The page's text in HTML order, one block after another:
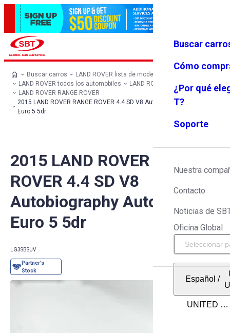
Favoritos Menú
Buscar
Cómo
¿Por qué
T?
Soporte
Nuestra
Contacto
Noticias de
Oficina Global
Español /
Buscar carros
LAND ROVER lista de modelos
LAND ROVER todos los automobiles
LAND ROVER SUV
LAND ROVER RANGE ROVER
2015 LAND ROVER RANGE ROVER 4.4 SD V8 Autobiography Auto 4WD
Euro 5 5dr
2015 LAND ROVER RANGE
ROVER 4.4 SD V8
Autobiography Auto 4WD
Euro 5 5dr
LG3SBSUV